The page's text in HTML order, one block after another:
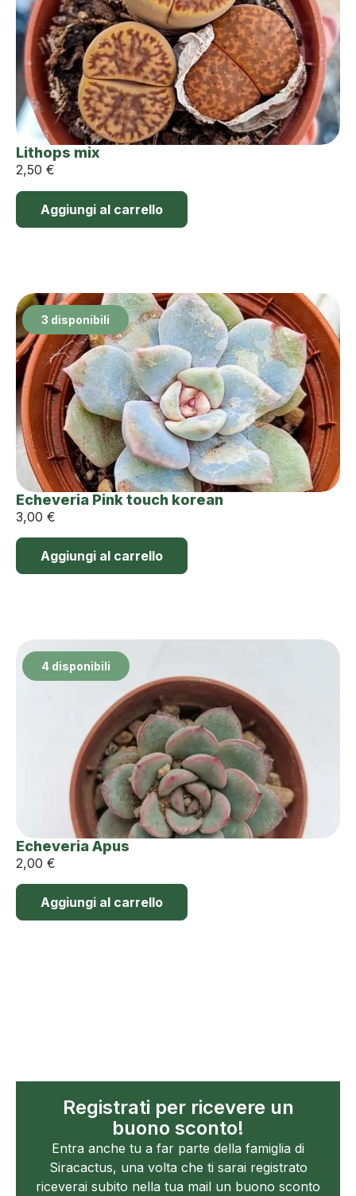
Lithops mix
2,50 €
Aggiungi al carrello
3 disponibili
Echeveria Pink touch korean
3,00 €
Aggiungi al carrello
4 disponibili
Echeveria Apus
2,00 €
Aggiungi al carrello
Registrati per ricevere un
buono sconto!
Entra anche tu a far parte della famiglia di
Siracactus, una volta che ti sarai registrato
riceverai subito nella tua mail un buono sconto